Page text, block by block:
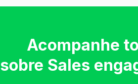
Acompanhe
sobre Sales